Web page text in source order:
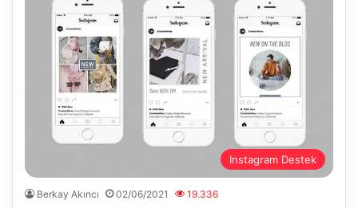
Instagram Destek
Berkay Akıncı 02/06/2021 19.336